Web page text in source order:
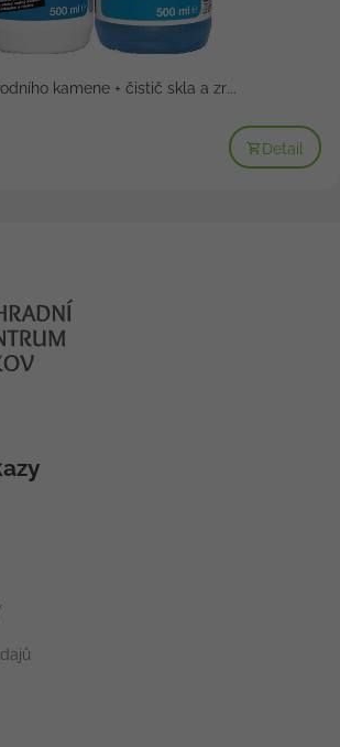
kamene + čistič skla a zr...
Detail